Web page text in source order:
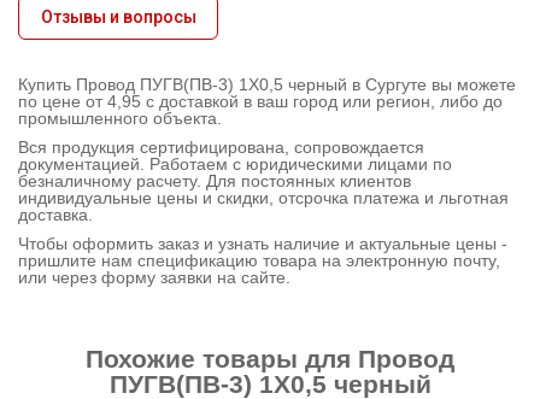
компании
Контактная
информация
Отзывы и вопросы
Купить Провод ПУГВ(ПВ-3) 1X0,5 черный в Сургуте вы можете
по цене от 4,95 с доставкой в ваш город или регион, либо до
промышленного объекта.
Вся продукция сертифицирована, сопровождается
документацией. Работаем с юридическими лицами по
безналичному расчету. Для постоянных клиентов
индивидуальные цены и скидки, отсрочка платежа и льготная
доставка.
Чтобы оформить заказ и узнать наличие и актуальные цены -
пришлите нам спецификацию товара на электронную почту,
или через форму заявки на сайте.
Похожие товары для Провод
ПУГВ(ПВ-3) 1X0,5 черный